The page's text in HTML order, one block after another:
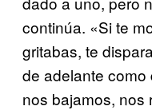
continúa. «Si te
gritabas, te
de adelante como
nos bajamos, nos